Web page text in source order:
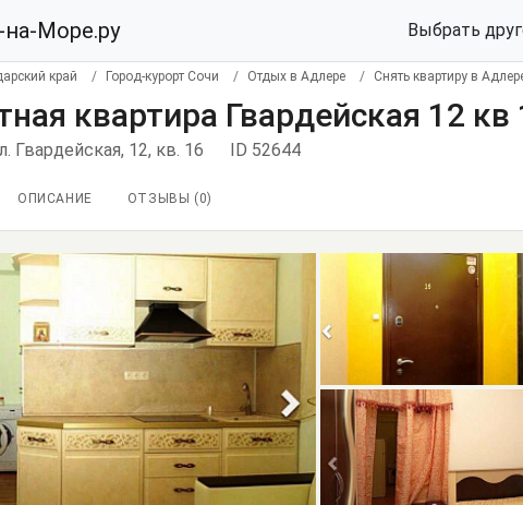
Море.ру Выбрать
край Город-курорт Сочи Отдых в Адлере Снять квартиру в
квартира Гвардейская 12 кв
Гвардейская, 12, кв. 16 ID 52644
ОПИСАНИЕ ОТЗЫВЫ ( 0)